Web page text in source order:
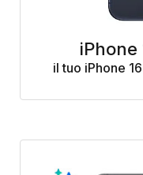
iPhone
il tuo iPhone